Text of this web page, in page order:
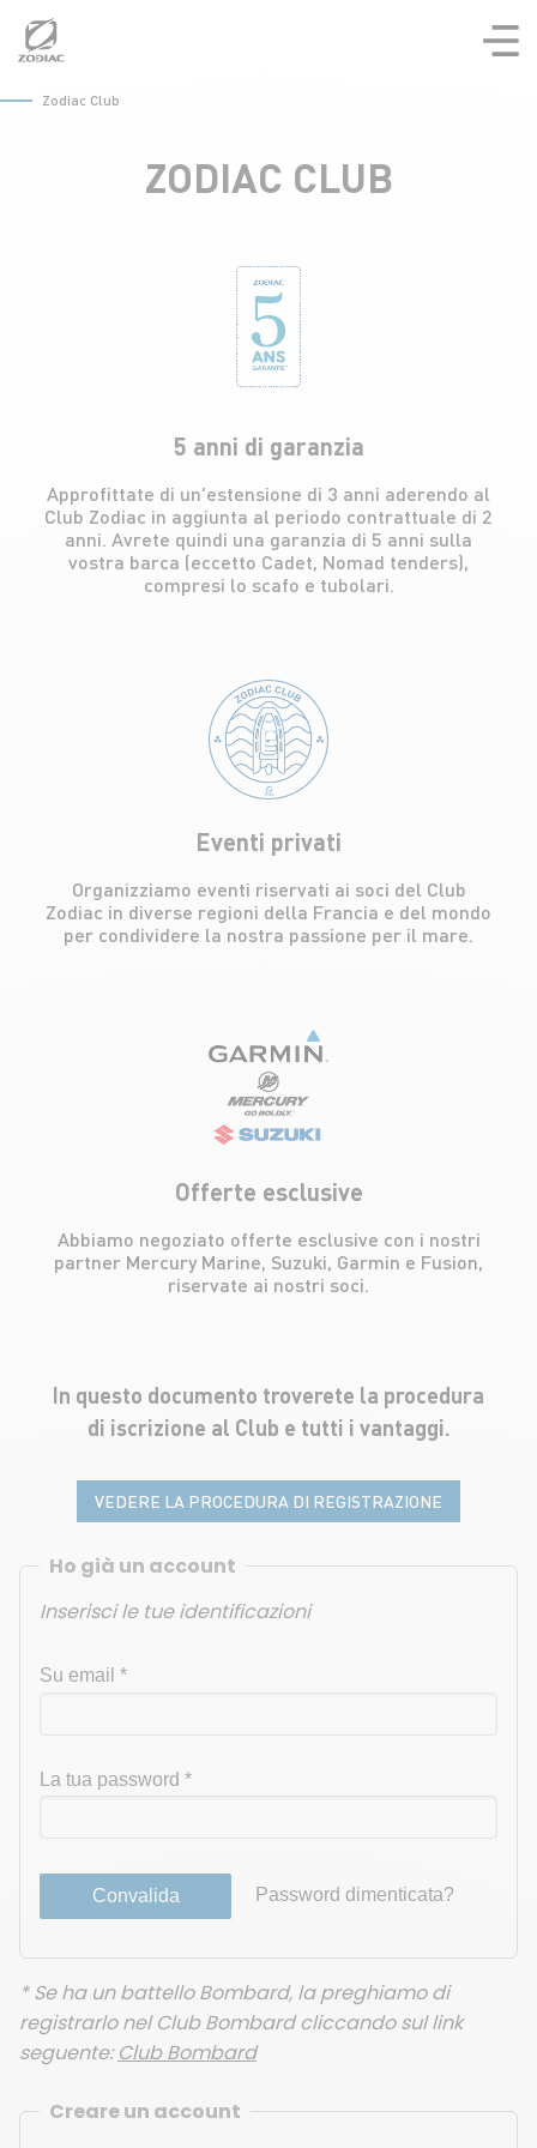
contenu
Zodiac Club
ZODIAC CLUB
5 anni di garanzia
Approfittate di un'estensione di 3 anni aderendo al
Club Zodiac in aggiunta al periodo contrattuale di 2
anni. Avrete quindi una garanzia di 5 anni sulla
vostra barca (eccetto Cadet, Nomad tenders),
compresi lo scafo e tubolari.
Eventi privati
Organizziamo eventi riservati ai soci del Club
Zodiac in diverse regioni della Francia e del mondo
per condividere la nostra passione per il mare.
Offerte esclusive
Abbiamo negoziato offerte esclusive con i nostri
partner Mercury Marine, Suzuki, Garmin e Fusion,
riservate ai nostri soci.
In questo documento troverete la procedura
di iscrizione al Club e tutti i vantaggi.
VEDERE LA PROCEDURA DI REGISTRAZIONE